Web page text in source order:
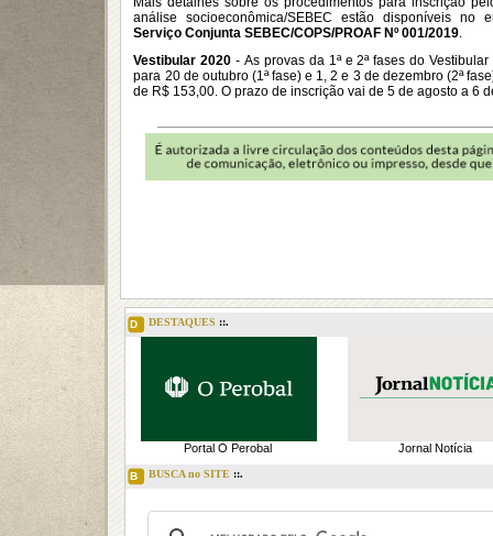
análise socioeconômica/SEBEC estão disponíveis no
Serviço Conjunta SEBEC/COPS/PROAF Nº 001/2019.
Vestibular 2020 - As provas da 1ª e 2ª fases do
para 20 de outubro (1ª fase) e 1, 2 e 3 de dezembro (2ª
de R$ 153,00. O prazo de inscrição vai de 5 de agosto a 6
D DESTAQUES ::.
Portal O Perobal Jornal Notícia
B BUSCA no SITE ::.